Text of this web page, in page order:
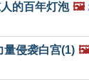
的百年灯泡 🖼️
量侵袭白宫(1)